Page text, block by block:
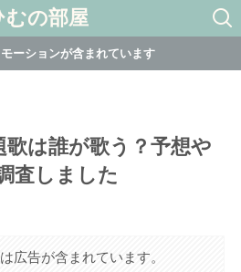
むの部屋
ーションが含まれています
は誰が歌う？予想や
査しました
広告が含まれています。